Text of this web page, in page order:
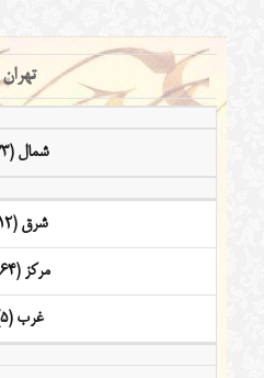
تهران
شمال (73)
شرق (12)
مرکز (164)
غرب (5)